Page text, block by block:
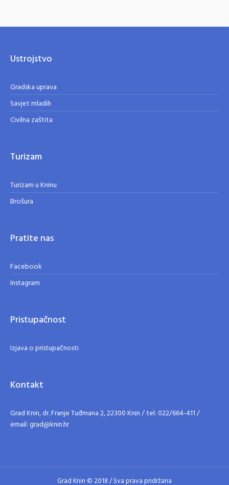
Ustrojstvo
Gradska uprava
Savjet mladih
Civilna zaštita
Turizam
Turizam u Kninu
Brošura
Pratite nas
Facebook
Instagram
Pristupačnost
Izjava o pristupačnosti
Kontakt
Grad Knin, dr. Franje Tuđmana 2, 22300 Knin / tel: 022/664-411 /
email: grad@knin.hr
Grad Knin © 2018 / Sva prava pridržana